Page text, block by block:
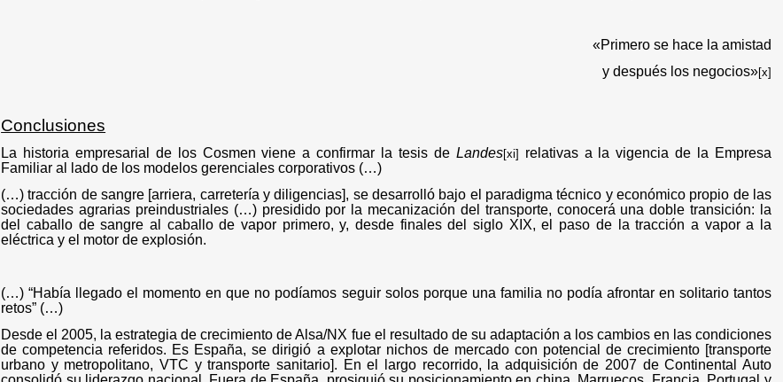
«Primero se hace la amistad
y después los negocios»[x]
Conclusiones
La historia empresarial de los Cosmen viene a confirmar la tesis de Landes[xi]
relativas a la vigencia de la Empresa
Familiar al lado de los modelos gerenciales corporativos (…)
(…) tracción de sangre [arriera, carretería y diligencias], se desarrolló bajo el paradigma técnico y económico propio de las
sociedades agrarias preindustriales (…) presidido por la mecanización del transporte, conocerá una doble transición: la
del caballo de sangre al caballo de vapor primero, y, desde finales del siglo XIX, el paso de la tracción a vapor a la
eléctrica y el motor de explosión.
(…) “Había llegado el momento en que no podíamos seguir solos porque una familia no podía afrontar en solitario tantos
retos” (…)
Desde el 2005, la estrategia de crecimiento de Alsa/NX fue el resultado de su adaptación a los cambios en las condiciones
de competencia referidos. Es España, se dirigió a explotar nichos de mercado con potencial de crecimiento [transporte
urbano y metropolitano, VTC y transporte sanitario]. En el largo recorrido, la adquisición de 2007 de Continental Auto